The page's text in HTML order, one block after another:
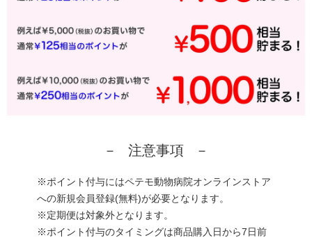
注意事項
※ポイント付与にはペテモ動物病院オンラインストア
への新規会員登録(無料)が必要となります。
※定期便は対象外となります。
※ポイント付与のタイミングは商品購入日から7日前